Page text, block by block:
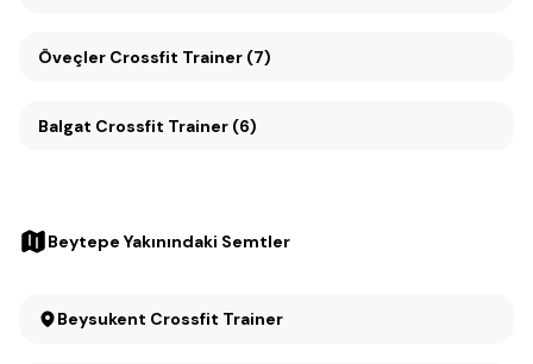
Öveçler Crossfit Trainer (7)
Balgat Crossfit Trainer (6)
Beytepe Yakınındaki Semtler
Beysukent Crossfit Trainer